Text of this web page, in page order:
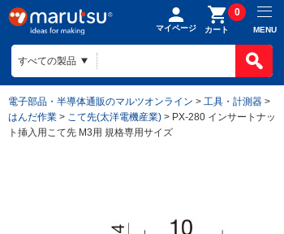
マイページ カート
0
MENU
電子部品・半導体通販のマルツオンライン > 工具・計測器 >
はんだ作業 > こて先(太洋電機産業) > PX-280 インサートナッ
ト挿入用こて先 M3用 規格専用サイズ